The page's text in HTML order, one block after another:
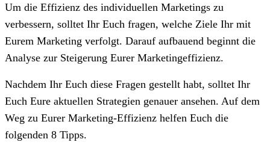
Um die Effizienz des individuellen Marketings zu
verbessern, solltet Ihr Euch fragen, welche Ziele Ihr mit
Eurem Marketing verfolgt. Darauf aufbauend beginnt die
Analyse zur Steigerung Eurer Marketingeffizienz.
Nachdem Ihr Euch diese Fragen gestellt habt, solltet Ihr
Euch Eure aktuellen Strategien genauer ansehen. Auf dem
Weg zu Eurer Marketing-Effizienz helfen Euch die
folgenden 8 Tipps.